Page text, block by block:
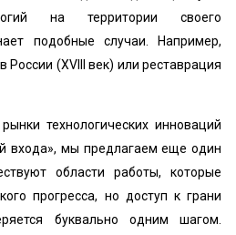
на территории своего
подобные случаи. Например,
России (XVIII век) или реставрация
технологических инноваций
входа», мы предлагаем еще один
области работы, которые
прогресса, но доступ к грани
буквально одним шагом.